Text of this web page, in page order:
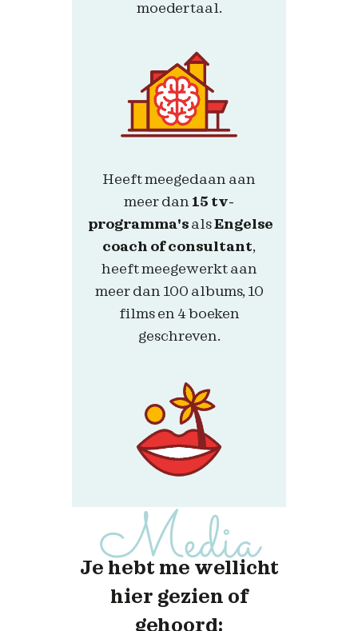
moedertaal.
Heeft meegedaan aan
meer dan 15 tv-
programma's alsEngelse
coach of consultant,
heeft meegewerkt aan
meer dan 100 albums, 10
films en 4 boeken
geschreven.
Media
Je hebt me wellicht
hier gezien of
gehoord: